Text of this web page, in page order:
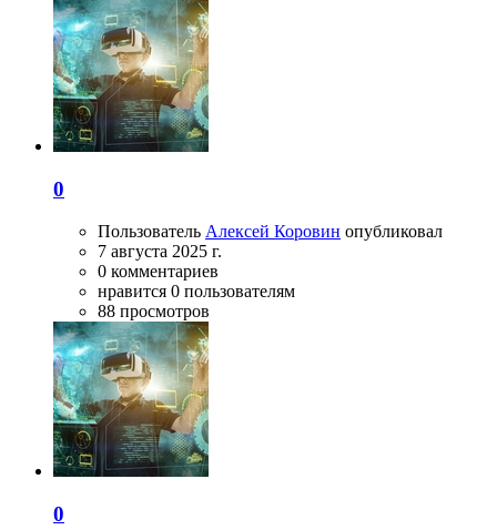
0
Пользователь Алексей Коровин опубликовал
7 августа 2025 г.
0 комментариев
нравится 0 пользователям
88 просмотров
0